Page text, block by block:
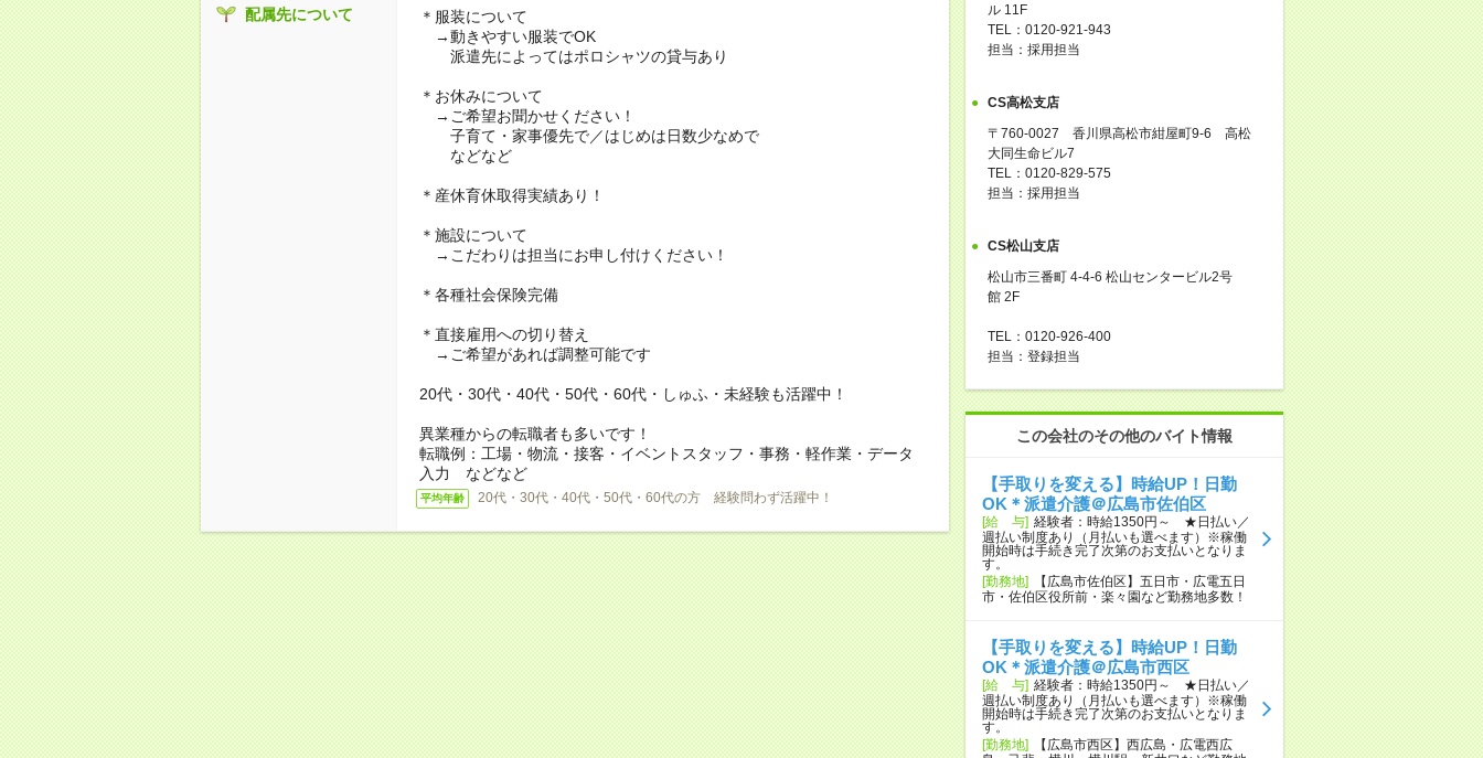
配属先について
＊服装について
→動きやすい服装でOK
派遣先によってはポロシャツの貸与あり
＊お休みについて
→ご希望お聞かせください！
子育て・家事優先で／はじめは日数少なめで
などなど
＊産休育休取得実績あり！
＊施設について
→こだわりは担当にお申し付けください！
＊各種社会保険完備
＊直接雇用への切り替え
→ご希望があれば調整可能です
20代・30代・40代・50代・60代・しゅふ・未経験も活躍中！
異業種からの転職者も多いです！
転職例：工場・物流・接客・イベントスタッフ・事務・軽作業・データ
入力 などなど
平均年齢 20代・30代・40代・50代・60代の方 経験問わず活躍中！
ル 11F
TEL：0120-921-943
担当：採用担当
CS高松支店
〒760-0027 香川県高松市紺屋町9-6 高松
大同生命ビル7
TEL：0120-829-575
担当：採用担当
CS松山支店
松山市三番町 4-4-6 松山センタービル2号
館 2F
TEL：0120-926-400
担当：登録担当
この会社のその他のバイト情報
【手取りを変える】時給UP！日勤
OK＊派遣介護＠広島市佐伯区
[給 与] 経験者：時給1350円～ ★日払い／
週払い制度あり（月払いも選べます）※稼働
開始時は手続き完了次第のお支払いとなりま
す。
[勤務地]
【広島市佐伯区】五日市・広電五日
市・佐伯区役所前・楽々園など勤務地多数！
【手取りを変える】時給UP！日勤
OK＊派遣介護＠広島市西区
[給 与] 経験者：時給1350円～ ★日払い／
週払い制度あり（月払いも選べます）※稼働
開始時は手続き完了次第のお支払いとなりま
す。
[勤務地]
【広島市西区】西広島・広電西広